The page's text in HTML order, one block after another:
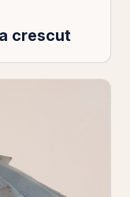
crescut